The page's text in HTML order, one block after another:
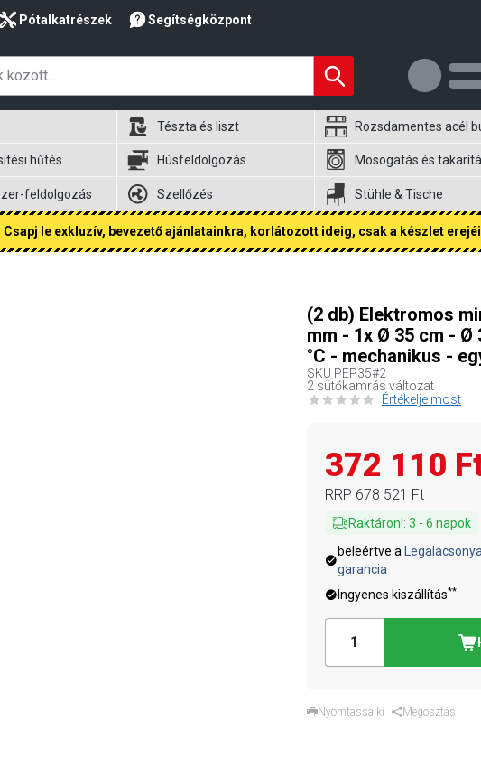
Pótalkatrészek Segítségközpont
Tészta és liszt
hűtés Húsfeldolgozás Mosogatás és
feldolgozás Szellőzés Stühle & Tische
le exkluzív, bevezető ajánlatainkra, korlátozott ideig, csak a készlet
(2 db) Elektromos
mm - 1x Ø 35 cm - Ø
°C - mechanikus -
SKU PEP35#2
2 sütőkamrás változat
Értékelje most
372 110
RRP 678 521 Ft
Raktáron!: 3 - 6 napok
beleértve a
garancia
Ingyenes kiszállítás**
Nyomtassa ki Megosztás